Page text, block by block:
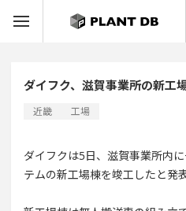
ダイフク、滋賀事業所の新工
近畿 工場
ダイフクは5日、滋賀事業所内
テムの新工場棟を竣工したと発